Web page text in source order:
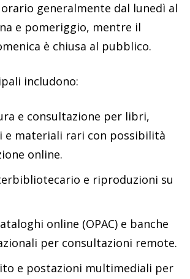
generalmente dal lunedì al
e pomeriggio, mentre il
è chiusa al pubblico.
includono:
e consultazione per libri,
e materiali rari con possibilità
online.
e riproduzioni su
online (OPAC) e banche
per consultazioni remote.
e postazioni multimediali per